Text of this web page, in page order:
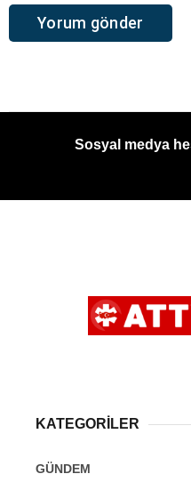
Sosyal medya
KATEGORİLER
GÜNDEM